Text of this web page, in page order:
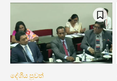
දේශීය පුවත්